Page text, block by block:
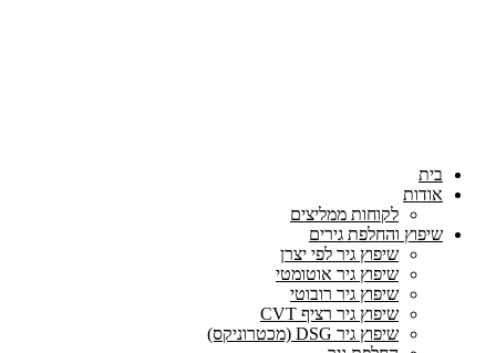
בית
אודות
לקוחות ממליצים
שיפוץ והחלפת גירים
שיפוץ גיר לפי יצרן
שיפוץ גיר אוטומטי
שיפוץ גיר רובוטי
שיפוץ גיר רציף CVT
שיפוץ גיר DSG (מכטרוניקס)